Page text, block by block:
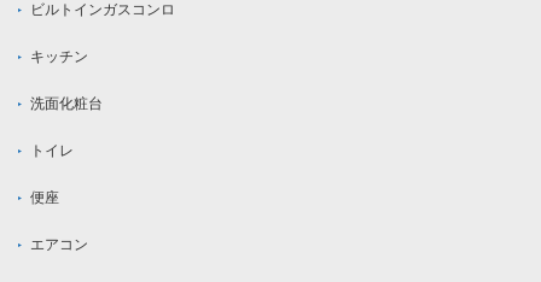
ビルトインガスコンロ
キッチン
洗面化粧台
トイレ
便座
エアコン